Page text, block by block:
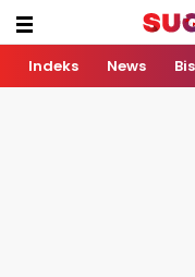
Indeks News